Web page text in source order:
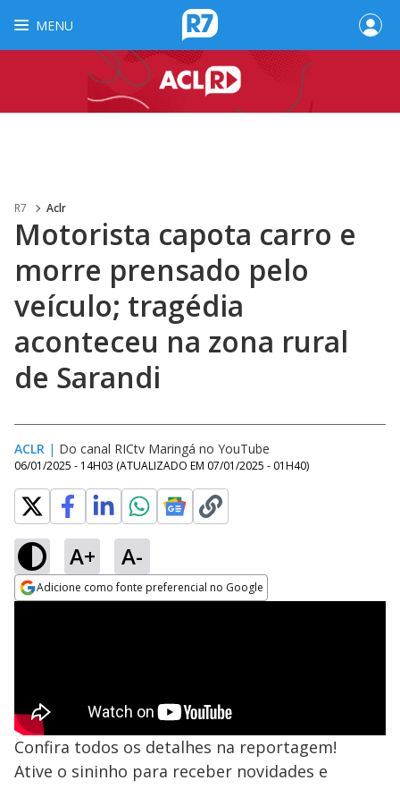
MENU
R7 Aclr
Motorista capota carro e
morre prensado pelo
veículo; tragédia
aconteceu na zona rural
de Sarandi
ACLR | Do canal RICtv Maringá no YouTube
06/01/2025 - 14H03 (ATUALIZADO EM 07/01/2025 - 01H40)
A+ A-
Adicione como fonte preferencial no Google
Confira todos os detalhes na reportagem!
Ative o sininho para receber novidades e